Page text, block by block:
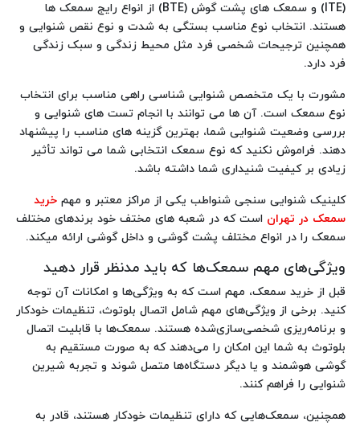
(ITE) و سمعک‌ های پشت گوش (BTE) از انواع رایج‌ سمعک‌ ها
هستند. انتخاب نوع مناسب بستگی به شدت و نوع نقص شنوایی و
همچنین ترجیحات شخصی فرد مثل محیط زندگی و سبک زندگی
فرد دارد.
مشورت با یک متخصص شنوایی ‌شناسی راهی مناسب برای انتخاب
نوع سمعک است. آن‌ ها می ‌توانند با انجام تست‌ های شنوایی و
بررسی وضعیت شنوایی شما، بهترین گزینه های مناسب را پیشنهاد
دهند. فراموش نکنید که نوع سمعک انتخابی شما می‌ تواند تأثیر
زیادی بر کیفیت شنیداری شما داشته باشد.
کلینیک شنوایی سنجی شنواطب یکی از مراکز معتبر و مهم خرید
سمعک در تهران است که در شعبه های مختف خود برندهای مختلف
سمعک را در انواع مختلف پشت گوشی و داخل گوشی ارائه میکند.
ویژگی‌های مهم سمعک‌ها که باید مدنظر قرار دهید
قبل از خرید سمعک، مهم است که به ویژگی‌ها و امکانات آن توجه
کنید. برخی از ویژگی‌های مهم شامل اتصال بلوتوث، تنظیمات خودکار
و برنامه‌ریزی شخصی‌سازی‌شده هستند. سمعک‌ها با قابلیت اتصال
بلوتوث به شما این امکان را می‌دهند که به صورت مستقیم به
گوشی هوشمند و یا دیگر دستگاه‌ها متصل شوند و تجربه شیرین
شنوایی را فراهم کنند.
همچنین، سمعک‌هایی که دارای تنظیمات خودکار هستند، قادر به